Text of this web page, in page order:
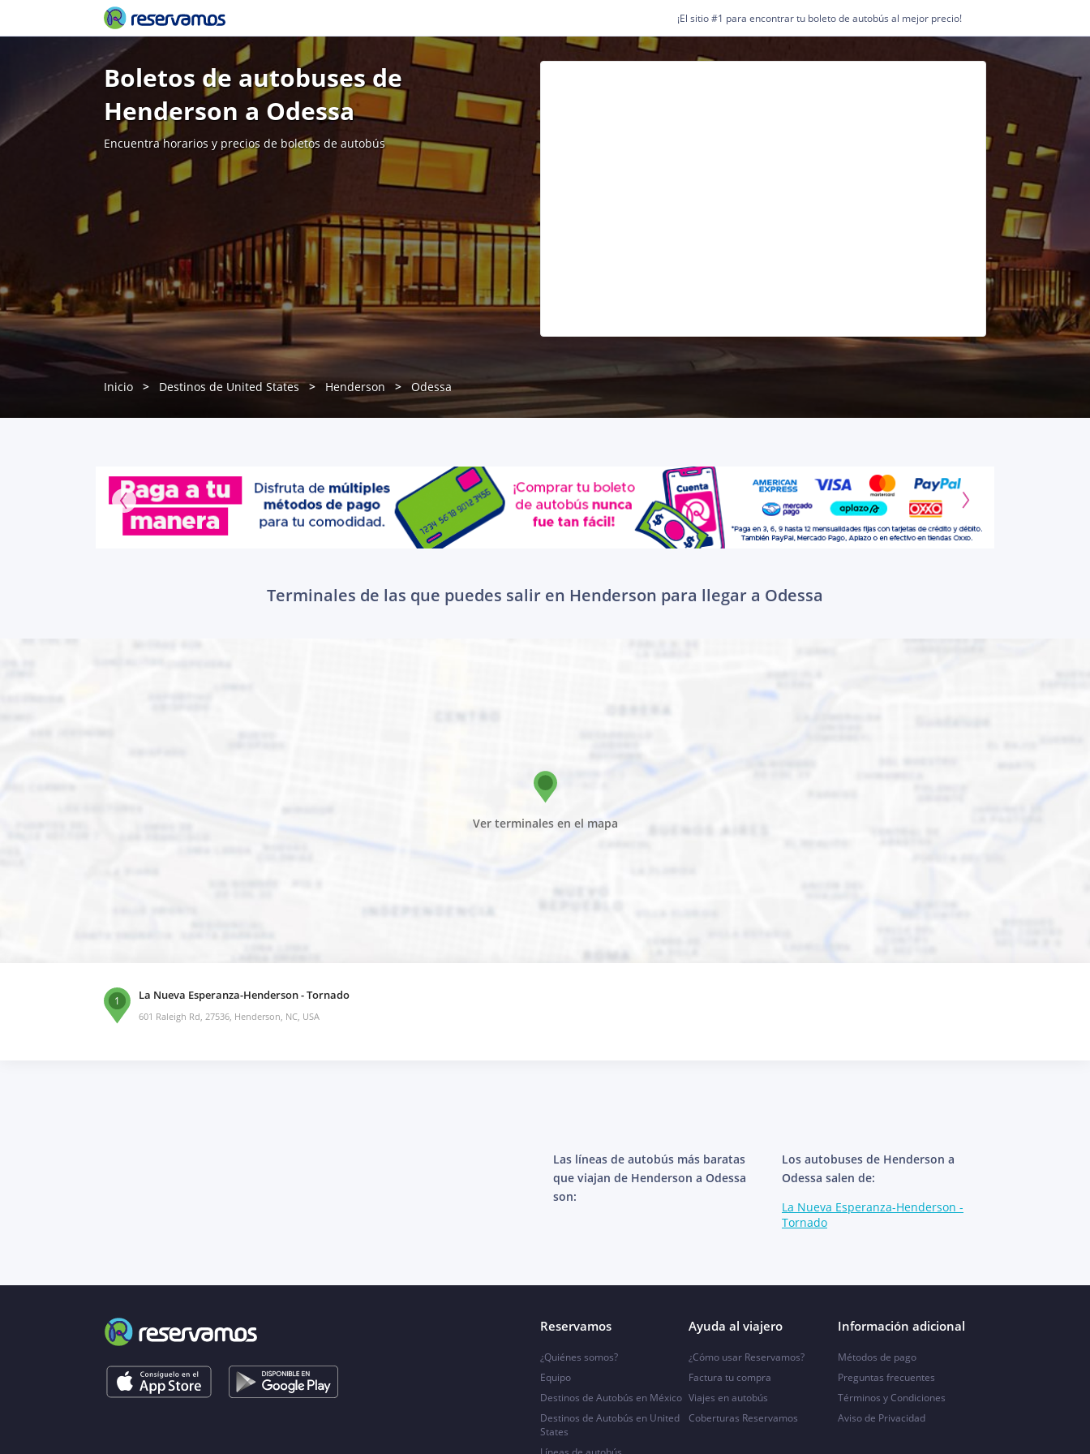
¡El sitio #1 para encontrar tu boleto de autobús al mejor precio!
Boletos de autobuses de
Henderson a Odessa
Encuentra horarios y precios de boletos de autobús
Inicio Destinos de United States Henderson Odessa
Terminales de las que puedes salir en Henderson para llegar a Odessa
Ver terminales en el mapa
1 La Nueva Esperanza-Henderson - Tornado
601 Raleigh Rd, 27536, Henderson, NC, USA
Las líneas de autobús más baratas
que viajan de Henderson a Odessa
son:
Los autobuses de Henderson a
Odessa salen de:
La Nueva Esperanza-Henderson -
Tornado
Reservamos
¿Quiénes somos?
Equipo
Destinos de Autobús en México
Destinos de Autobús en United
States
Ayuda al viajero
¿Cómo usar Reservamos?
Factura tu compra
Viajes en autobús
Coberturas Reservamos
Información adicional
Métodos de pago
Preguntas frecuentes
Términos y Condiciones
Aviso de Privacidad